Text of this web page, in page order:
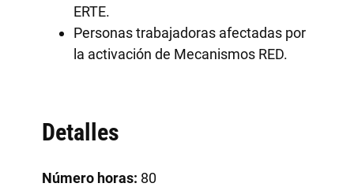
ERTE.
Personas trabajadoras afectadas por
la activación de Mecanismos RED.
Detalles
Número horas: 80